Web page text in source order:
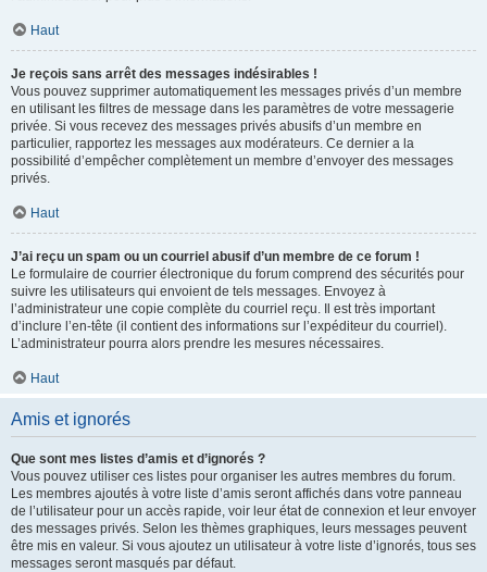
Haut
Je reçois sans arrêt des messages indésirables !
Vous pouvez supprimer automatiquement les messages privés d’un membre
en utilisant les filtres de message dans les paramètres de votre messagerie
privée. Si vous recevez des messages privés abusifs d’un membre en
particulier, rapportez les messages aux modérateurs. Ce dernier a la
possibilité d’empêcher complètement un membre d’envoyer des messages
privés.
Haut
J’ai reçu un spam ou un courriel abusif d’un membre de ce forum !
Le formulaire de courrier électronique du forum comprend des sécurités pour
suivre les utilisateurs qui envoient de tels messages. Envoyez à
l’administrateur une copie complète du courriel reçu. Il est très important
d’inclure l’en-tête (il contient des informations sur l’expéditeur du courriel).
L’administrateur pourra alors prendre les mesures nécessaires.
Haut
Amis et ignorés
Que sont mes listes d’amis et d’ignorés ?
Vous pouvez utiliser ces listes pour organiser les autres membres du forum.
Les membres ajoutés à votre liste d’amis seront affichés dans votre panneau
de l’utilisateur pour un accès rapide, voir leur état de connexion et leur envoyer
des messages privés. Selon les thèmes graphiques, leurs messages peuvent
être mis en valeur. Si vous ajoutez un utilisateur à votre liste d’ignorés, tous ses
messages seront masqués par défaut.